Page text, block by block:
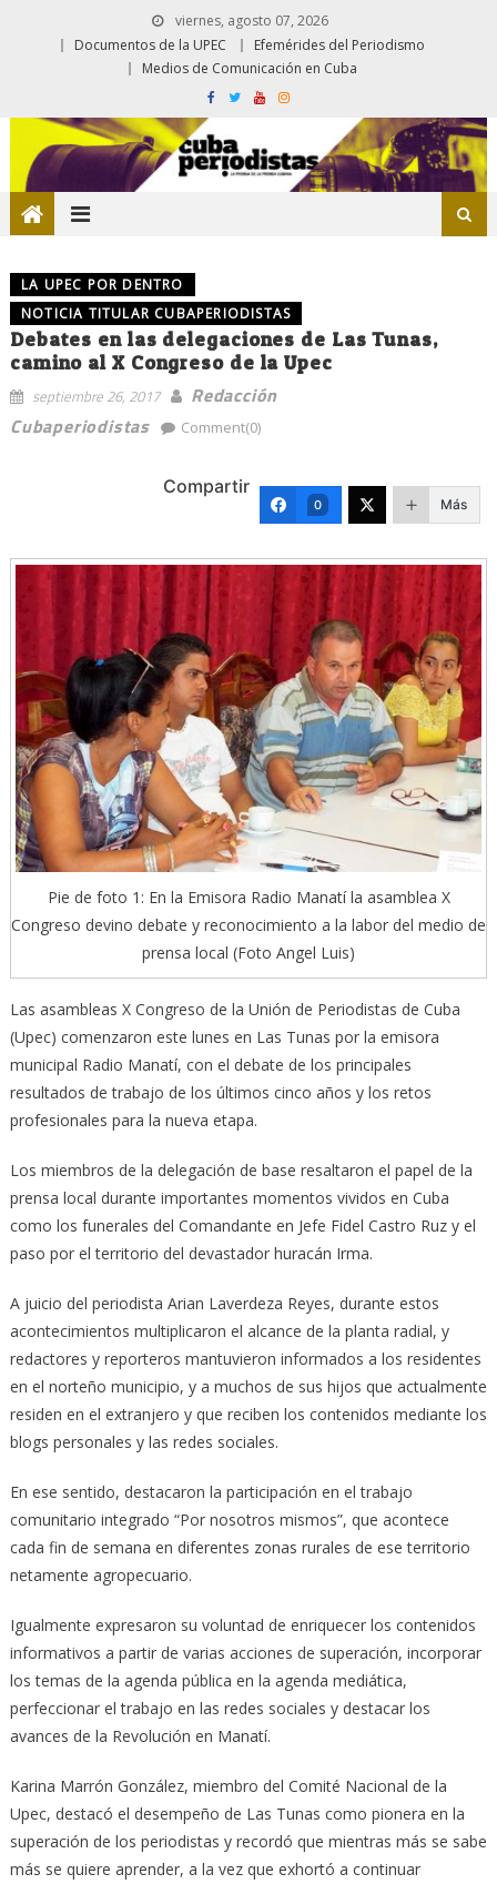
viernes, agosto 07, 2026
Documentos de la UPEC
Efemérides del Periodismo
Medios de Comunicación en Cuba
LA UPEC POR DENTRO
NOTICIA TITULAR CUBAPERIODISTAS
Debates en las delegaciones de Las Tunas,
camino al X Congreso de la Upec
septiembre 26, 2017
Redacción
Cubaperiodistas
Comment(0)
Compartir
0 Más
Pie de foto 1: En la Emisora Radio Manatí la asamblea X
Congreso devino debate y reconocimiento a la labor del medio de
prensa local (Foto Angel Luis)
Las asambleas X Congreso de la Unión de Periodistas de Cuba
(Upec) comenzaron este lunes en Las Tunas por la emisora
municipal Radio Manatí, con el debate de los principales
resultados de trabajo de los últimos cinco años y los retos
profesionales para la nueva etapa.
Los miembros de la delegación de base resaltaron el papel de la
prensa local durante importantes momentos vividos en Cuba
como los funerales del Comandante en Jefe Fidel Castro Ruz y el
paso por el territorio del devastador huracán Irma.
A juicio del periodista Arian Laverdeza Reyes, durante estos
acontecimientos multiplicaron el alcance de la planta radial, y
redactores y reporteros mantuvieron informados a los residentes
en el norteño municipio, y a muchos de sus hijos que actualmente
residen en el extranjero y que reciben los contenidos mediante los
blogs personales y las redes sociales.
En ese sentido, destacaron la participación en el trabajo
comunitario integrado “Por nosotros mismos”, que acontece
cada fin de semana en diferentes zonas rurales de ese territorio
netamente agropecuario.
Igualmente expresaron su voluntad de enriquecer los contenidos
informativos a partir de varias acciones de superación, incorporar
los temas de la agenda pública en la agenda mediática,
perfeccionar el trabajo en las redes sociales y destacar los
avances de la Revolución en Manatí.
Karina Marrón González, miembro del Comité Nacional de la
Upec, destacó el desempeño de Las Tunas como pionera en la
superación de los periodistas y recordó que mientras más se sabe
más se quiere aprender, a la vez que exhortó a continuar